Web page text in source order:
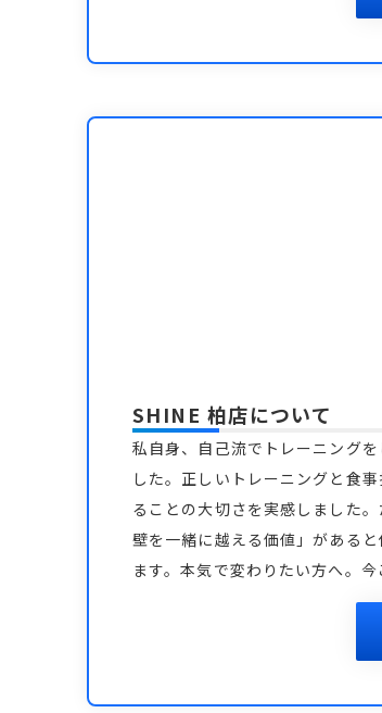
SHINE 柏店について
私自身、自己流でトレーニング
した。正しいトレーニングと食
ることの大切さを実感しました
壁を一緒に越える価値」がある
ます。本気で変わりたい方へ。